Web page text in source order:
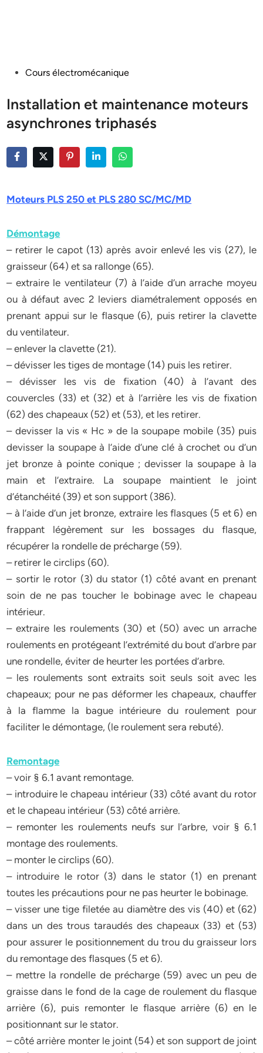
PostedCours électromécanique
Installation et maintenance moteurs
asynchrones triphasés
Moteurs PLS 250 et PLS 280 SC/MC/MD
Démontage
– retirer le capot (13) après avoir enlevé les vis (27), le
graisseur (64) et sa rallonge (65).
– extraire le ventilateur (7) à l’aide d’un arrache moyeu
ou à défaut avec 2 leviers diamétralement opposés en
prenant appui sur le flasque (6), puis retirer la clavette
du ventilateur.
– enlever la clavette (21).
– dévisser les tiges de montage (14) puis les retirer.
– dévisser les vis de fixation (40) à l’avant des
couvercles (33) et (32) et à l’arrière les vis de fixation
(62) des chapeaux (52) et (53), et les retirer.
– devisser la vis « Hc » de la soupape mobile (35) puis
devisser la soupape à l’aide d’une clé à crochet ou d’un
jet bronze à pointe conique ; devisser la soupape à la
main et l’extraire. La soupape maintient le joint
d’étanchéité (39) et son support (386).
– à l’aide d’un jet bronze, extraire les flasques (5 et 6) en
frappant légèrement sur les bossages du flasque,
récupérer la rondelle de précharge (59).
– retirer le circlips (60).
– sortir le rotor (3) du stator (1) côté avant en prenant
soin de ne pas toucher le bobinage avec le chapeau
intérieur.
– extraire les roulements (30) et (50) avec un arrache
roulements en protégeant l’extrémité du bout d’arbre par
une rondelle, éviter de heurter les portées d’arbre.
– les roulements sont extraits soit seuls soit avec les
chapeaux; pour ne pas déformer les chapeaux, chauffer
à la flamme la bague intérieure du roulement pour
faciliter le démontage, (le roulement sera rebuté).
Remontage
– voir § 6.1 avant remontage.
– introduire le chapeau intérieur (33) côté avant du rotor
et le chapeau intérieur (53) côté arrière.
– remonter les roulements neufs sur l’arbre, voir § 6.1
montage des roulements.
– monter le circlips (60).
– introduire le rotor (3) dans le stator (1) en prenant
toutes les précautions pour ne pas heurter le bobinage.
– visser une tige filetée au diamètre des vis (40) et (62)
dans un des trous taraudés des chapeaux (33) et (53)
pour assurer le positionnement du trou du graisseur lors
du remontage des flasques (5 et 6).
– mettre la rondelle de précharge (59) avec un peu de
graisse dans le fond de la cage de roulement du flasque
arrière (6), puis remonter le flasque arrière (6) en le
positionnant sur le stator.
– côté arrière monter le joint (54) et son support de joint